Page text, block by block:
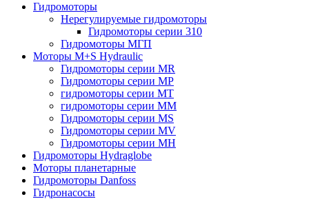
Гидромоторы
Нерегулируемые гидромоторы
Гидромоторы серии 310
Гидромоторы МГП
Моторы M+S Hydraulic
Гидромоторы серии MR
Гидромоторы серии MP
гидромоторы серии MT
гидромоторы серии MM
Гидромоторы серии MS
Гидромоторы серии MV
Гидромоторы серии MH
Гидромоторы Hydraglobe
Моторы планетарные
Гидромоторы Danfoss
Гидронасосы